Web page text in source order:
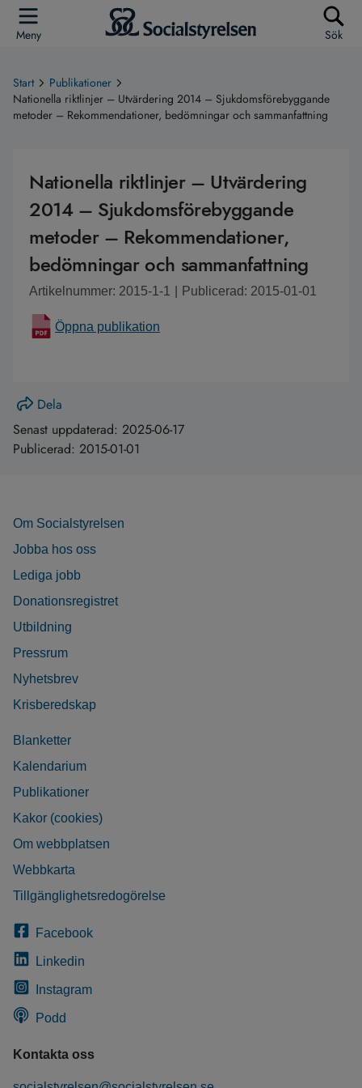
Meny Sök
Start
Publikationer
Nationella riktlinjer – Utvärdering 2014 – Sjukdomsförebyggande
metoder – Rekommendationer, bedömningar och sammanfattning
Nationella riktlinjer – Utvärdering
2014 – Sjukdomsförebyggande
metoder – Rekommendationer,
bedömningar och sammanfattning
Artikelnummer: 2015-1-1 Publicerad: 2015-01-01
Öppna publikation
Dela
Senast uppdaterad: 2025-06-17
Publicerad: 2015-01-01
Om Socialstyrelsen
Jobba hos oss
Lediga jobb
Donationsregistret
Utbildning
Pressrum
Nyhetsbrev
Krisberedskap
Blanketter
Kalendarium
Publikationer
Kakor (cookies)
Om webbplatsen
Webbkarta
Tillgänglighetsredogörelse
Facebook
Linkedin
Instagram
Podd
Kontakta oss